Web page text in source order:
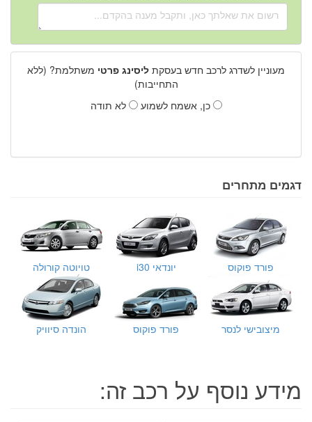
מעוניין לשדרג לרכב חדש בעסקת ליסינג פרטי משתלמת? (ללא
התחייבות)
כן, אשמח לשמוע
לא תודה
דגמים מתחרים
פורד פוקוס יונדאי i30 טויוטה קורולה
מיצובישי לנסר פורד פוקוס הונדה סיוויק
מידע נוסף על רכב זה: